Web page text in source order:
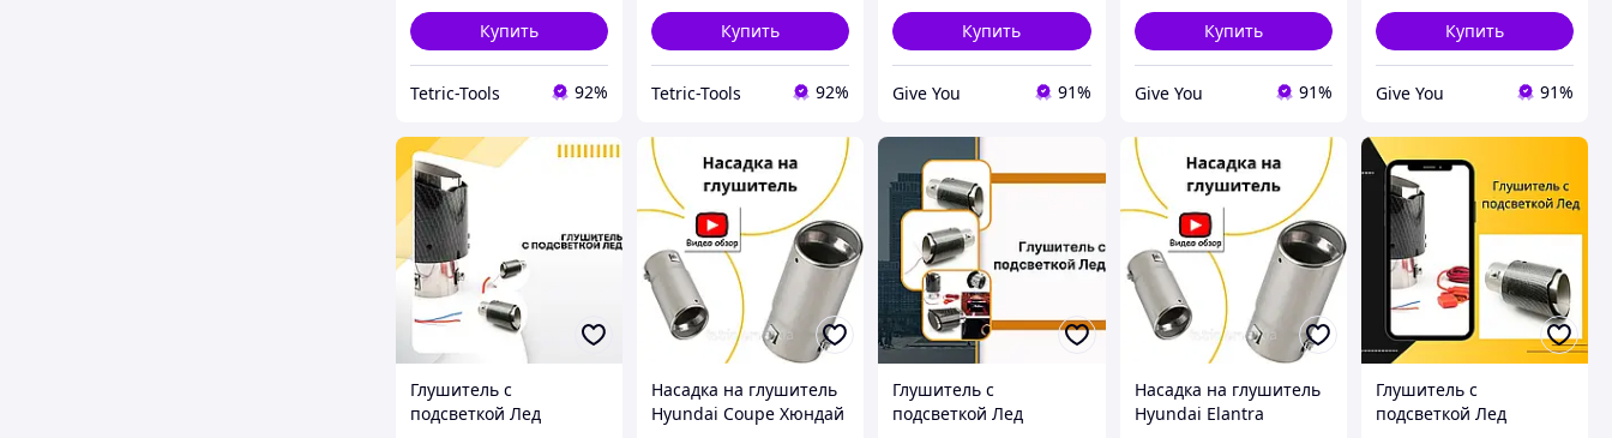
Купить
Tetric-Tools 92%
Купить
Tetric-Tools 92%
Купить
Give You 91%
Купить
Give You 91%
Купить
Give You 91%
Глушитель с
подсветкой Лед
Насадка на глушитель
Hyundai Coupe Хюндай
Глушитель с
подсветкой Лед
Насадка на глушитель
Hyundai Elantra
Глушитель с
подсветкой Лед